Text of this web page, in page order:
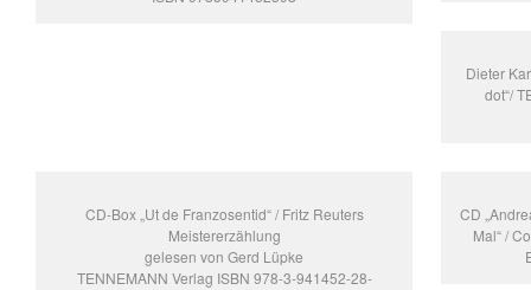
Dieter
dot“/
CD-Box „Ut de Franzosentid“ / Fritz Reuters
Meistererzählung
gelesen von Gerd Lüpke
TENNEMANN Verlag ISBN 978-3-941452-28-
CD
Mal“ /